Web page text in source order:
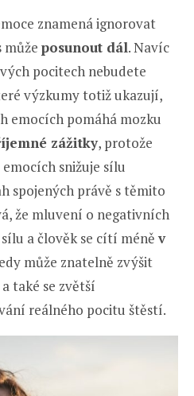
znamená ignorovat
může posunout dál. Navíc
pocitech nebudete
výzkumy totiž ukazují,
emocích pomáhá mozku
zážitky, protože
snižuje sílu
spojených právě s těmito
že mluvení o negativních
a člověk se cítí méně v
může znatelně zvýšit
také se zvětší
reálného pocitu štěstí.